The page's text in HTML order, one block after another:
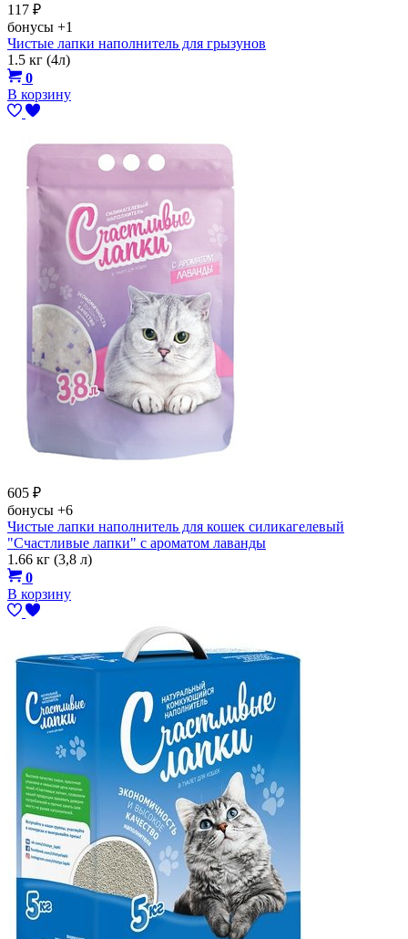
117 ₽
бонусы +1
Чистые лапки наполнитель для грызунов
1.5 кг (4л)
0
В корзину
605 ₽
бонусы +6
Чистые лапки наполнитель для кошек силикагелевый
"Счастливые лапки" с ароматом лаванды
1.66 кг (3,8 л)
0
В корзину